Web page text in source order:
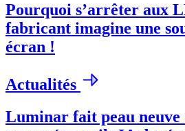
Pourquoi s’arrêter aux
fabricant imagine une
écran !
Actualités
Luminar fait peau